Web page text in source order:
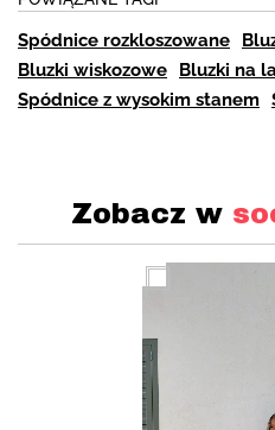
Spódnice rozkloszowane
Bluzki wiskozowe
Bluzki na
Spódnice z wysokim stanem
Zobacz w